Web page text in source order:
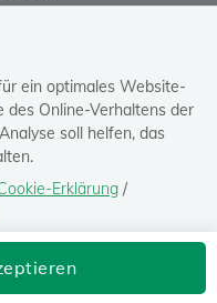
ein optimales Website-
des Online-Verhaltens der
soll helfen, das
Erklärung /
der Seite "Datenschutz-
und Bergbau